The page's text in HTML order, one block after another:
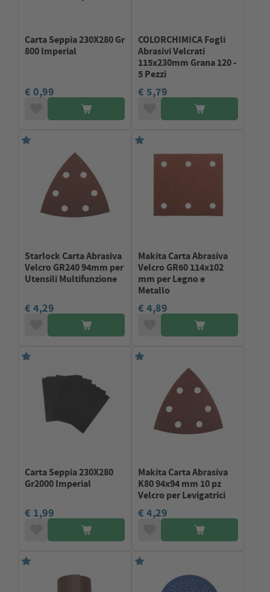
Carta Seppia 230X280 Gr
800 Imperial
€ 0,99
COLORCHIMICA Fogli
Abrasivi Velcrati
115x230mm Grana 120 -
5 Pezzi
€ 5,79
Starlock Carta Abrasiva
Velcro GR240 94mm per
Utensili Multifunzione
€ 4,29
Makita Carta Abrasiva
Velcro GR60 114x102
mm per Legno e
Metallo
€ 4,89
Carta Seppia 230X280
Gr2000 Imperial
€ 1,99
Makita Carta Abrasiva
K80 94x94 mm 10 pz
Velcro per Levigatrici
€ 4,29